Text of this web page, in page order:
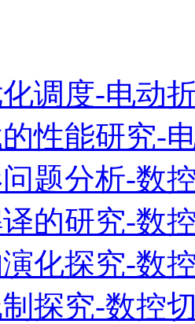
调度-电动
性能研究-
题分析-数
的研究-数
化探究-数
探究-数控